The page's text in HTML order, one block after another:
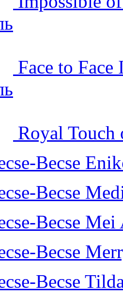
Face to
Royal Touch
Becse
Becse
Becse Mei
Becse
Becse